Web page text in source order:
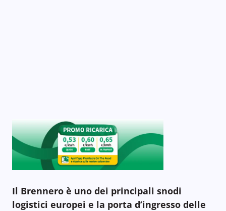
Il Brennero è uno dei principali snodi
logistici europei e la porta d’ingresso delle